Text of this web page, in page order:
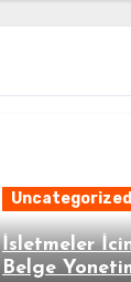
Uncategorized
İsletmeler
Belge